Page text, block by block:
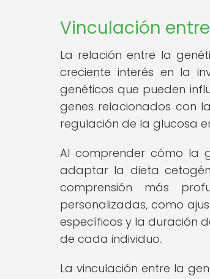
Vinculación
La relación entre la
creciente interés en la
genéticos que pueden
genes relacionados con
regulación de la glucosa
Al comprender cómo la
adaptar la dieta
comprensión más
personalizadas, como
específicos y la duración
de cada individuo.
La vinculación entre la